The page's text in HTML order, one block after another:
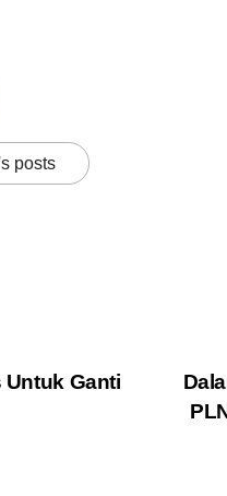
posts
Untuk Ganti